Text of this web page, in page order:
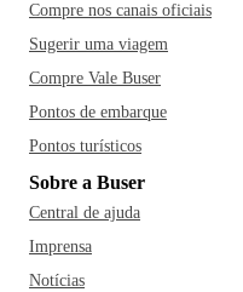
Compre nos canais oficiais
Sugerir uma viagem
Compre Vale Buser
Pontos de embarque
Pontos turísticos
Sobre a Buser
Central de ajuda
Imprensa
Notícias